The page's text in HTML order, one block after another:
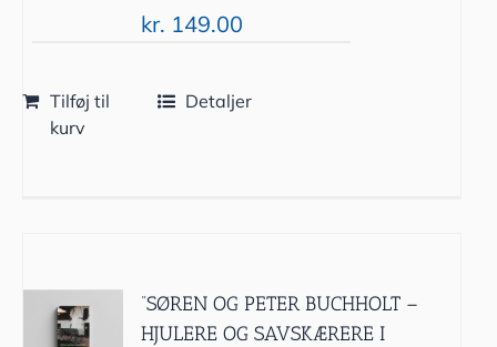
kr. 149.00
Tilføj til
kurv
Detaljer
”SØREN OG PETER BUCHHOLT –
HJULERE OG SAVSKÆRERE I